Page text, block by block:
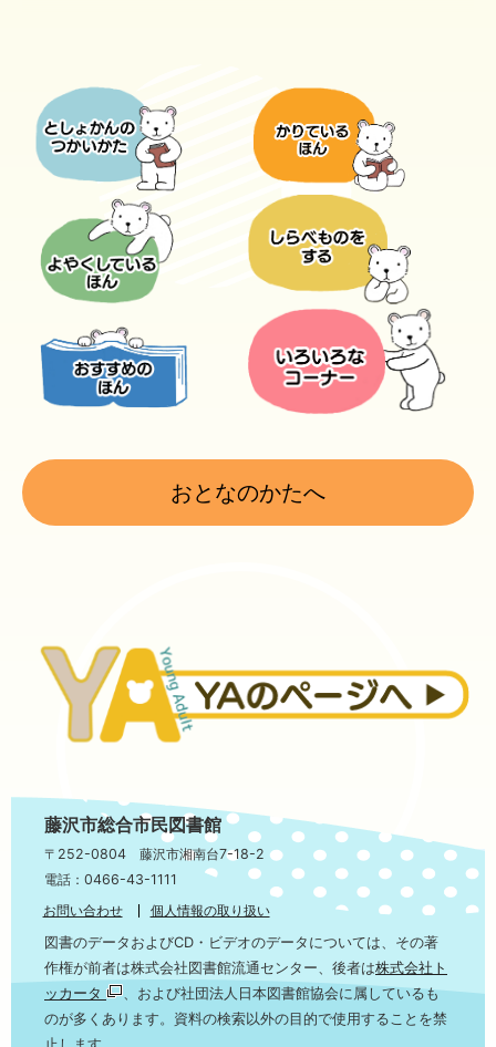
おとなのかたへ
藤沢市総合市民図書館
〒252-0804 藤沢市湘南台7-18-2
電話：0466-43-1111
お問い合わせ
個人情報の取り扱い
図書のデータおよびCD・ビデオのデータについては、その著
作権が前者は株式会社図書館流通センター、後者は株式会社ト
ッカータ
、および社団法人日本図書館協会に属しているも
のが多くあります。資料の検索以外の目的で使用することを禁